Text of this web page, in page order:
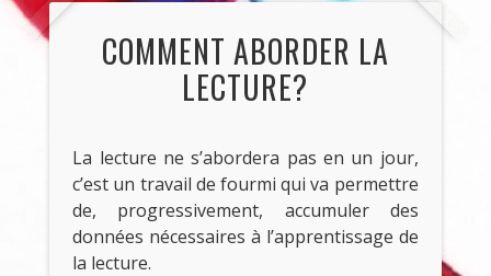
COMMENT ABORDER LA
LECTURE?
La lecture ne s’abordera pas en un jour,
c’est un travail de fourmi qui va permettre
de, progressivement, accumuler des
données nécessaires à l’apprentissage de
la lecture.